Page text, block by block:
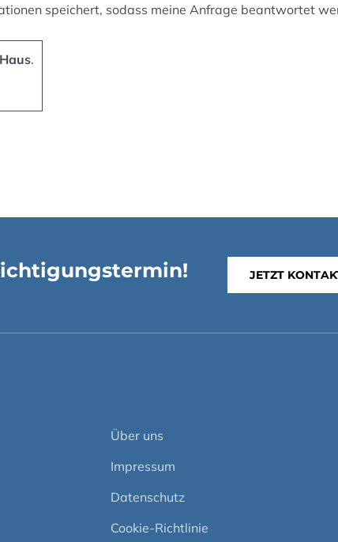
speichert, sodass meine Anfrage beantwortet
Haus.
JETZT
Über uns
Impressum
Datenschutz
Cookie-Richtlinie